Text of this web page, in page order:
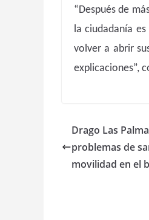
“Después de
la ciudadanía
volver a abrir
explicaciones”,
Drago Las
problemas de
movilidad en el